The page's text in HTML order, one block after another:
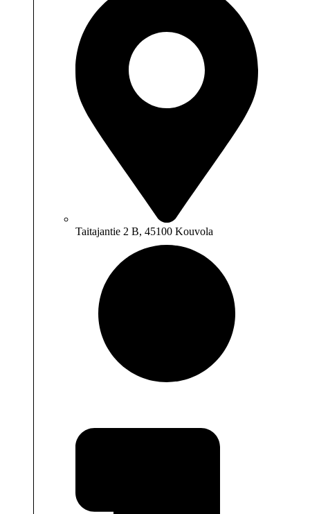
Taitajantie 2 B, 45100 Kouvola